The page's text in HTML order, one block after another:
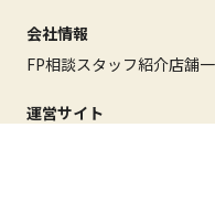
会社情報
FP相談スタッフ紹介店舗
運営サイト